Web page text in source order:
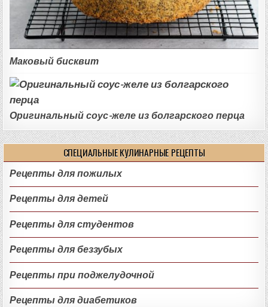
Маковый бисквит
Оригинальный соус-желе из болгарского перца
СПЕЦИАЛЬНЫЕ КУЛИНАРНЫЕ РЕЦЕПТЫ
Рецепты для пожилых
Рецепты для детей
Рецепты для студентов
Рецепты для беззубых
Рецепты при поджелудочной
Рецепты для диабетиков